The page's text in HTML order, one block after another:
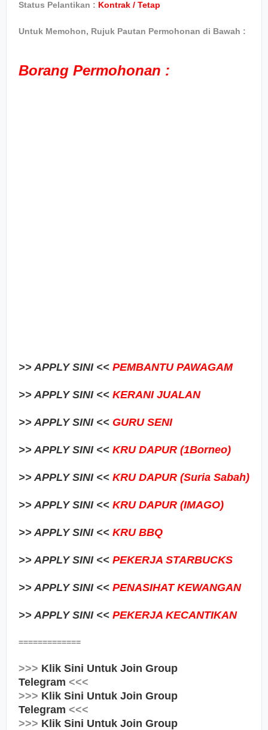
Status Pelantikan : Kontrak / Tetap
Untuk Memohon, Rujuk Pautan Permohonan di Bawah :
Borang Permohonan :
>> APPLY SINI << PEMBANTU PAWAGAM
>> APPLY SINI << KERANI JUALAN
>> APPLY SINI << GURU SENI
>> APPLY SINI << KRU DAPUR (1Borneo)
>> APPLY SINI << KRU DAPUR (Suria Sabah)
>> APPLY SINI << KRU DAPUR (IMAGO)
>> APPLY SINI << KRU BBQ
>> APPLY SINI << PEKERJA STARBUCKS
>> APPLY SINI << PENASIHAT KEWANGAN
>> APPLY SINI << PEKERJA KECANTIKAN
=============
>>> Klik Sini Untuk Join Group
Telegram <<<
>>> Klik Sini Untuk Join Group
Telegram <<<
>>> Klik Sini Untuk Join Group